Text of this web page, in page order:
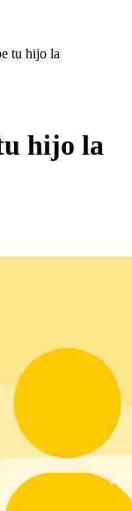
tu hijo la
hijo la